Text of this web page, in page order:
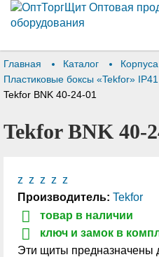
Главная Каталог
Пластиковые боксы «Tekfor»
Tekfor BNK 40-24-01
Tekfor BNK 40-
z z z z z
Производитель: Tekfor
товар в наличии
ключ и замок в
Эти щиты предназначены